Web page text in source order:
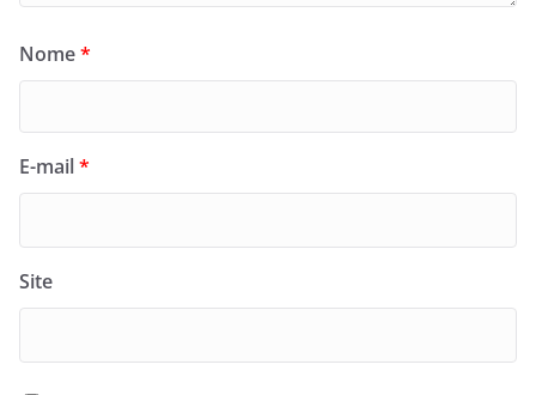
Nome*
E-mail*
Site